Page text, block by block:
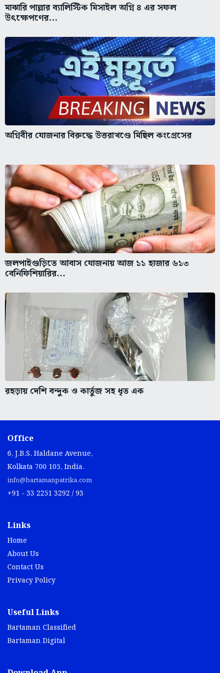
মাঝারি পাল্লার ব্যালিস্টিক মিসাইল অগ্নি ৪ এর সফল
উৎক্ষেপণের...
অগ্নিবীর যোজনার বিরুদ্ধে উত্তরাখণ্ডে মিছিল কংগ্রেসের
জলপাইগুড়িতে আবাস যোজনায় আজ ১১ হাজার ৬১৩
বেনিফিশিয়ারির...
রহড়ায় দেশি বন্দুক ও কার্তুজ সহ ধৃত এক
Office
6, J.B.S. Haldane Avenue,
Kolkata 700 105, India.
info@bartamanpatrika.com
+91 - 33 2251 3292 / 93
Links
Home
About Us
Contact Us
Privacy Policy
Useful Links
Bartaman Classified
Bartaman Digital